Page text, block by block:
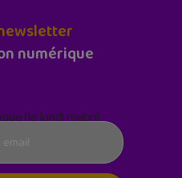
numérique
(le lundi matin)